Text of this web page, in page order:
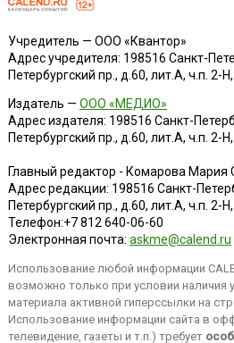
Учредитель — ООО «Квантор»
Адрес учредителя: 198516 Санкт-
Петербургский пр., д.60, лит.А, ч.п. 2-
Издатель — ООО «МЕДИО»
Адрес издателя: 198516 Санкт-
Петербургский пр., д.60, лит.А, ч.п. 2-
Главный редактор - Комарова Мария
Адрес редакции: 198516 Санкт-
Петербургский пр., д.60, лит.А, ч.п. 2-
Телефон:+7 812 640-06-60
Электронная почта: askme@calend.ru
Использование любой информации
возможно только при условии наличия
материала активной гиперссылки на
Использование информации сайта в
телевидение, газеты и т.п.) требует